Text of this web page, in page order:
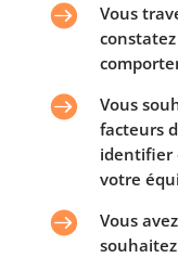

Vous

Vous
facteurs
identifier
votre

Vous